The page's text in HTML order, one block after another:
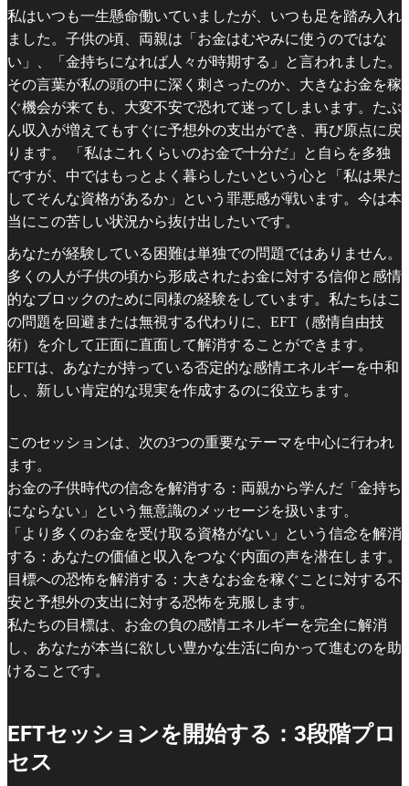
私はいつも一生懸命働いていましたが、いつも足を踏み入れ
ました。子供の頃、両親は「お金はむやみに使うのではな
い」、「金持ちになれば人々が時期する」と言われました。
その言葉が私の頭の中に深く刺さったのか、大きなお金を稼
ぐ機会が来ても、大変不安で恐れて迷ってしまいます。たぶ
ん収入が増えてもすぐに予想外の支出ができ、再び原点に戻
ります。 「私はこれくらいのお金で十分だ」と自らを多独
ですが、中ではもっとよく暮らしたいという心と「私は果た
してそんな資格があるか」という罪悪感が戦います。今は本
当にこの苦しい状況から抜け出したいです。
あなたが経験している困難は単独での問題ではありません。
多くの人が子供の頃から形成されたお金に対する信仰と感情
的なブロックのために同様の経験をしています。私たちはこ
の問題を回避または無視する代わりに、EFT（感情自由技
術）を介して正面に直面して解消することができます。
EFTは、あなたが持っている否定的な感情エネルギーを中和
し、新しい肯定的な現実を作成するのに役立ちます。
このセッションは、次の3つの重要なテーマを中心に行われ
ます。
お金の子供時代の信念を解消する：両親から学んだ「金持ち
にならない」という無意識のメッセージを扱います。
「より多くのお金を受け取る資格がない」という信念を解消
する：あなたの価値と収入をつなぐ内面の声を潜在します。
目標への恐怖を解消する：大きなお金を稼ぐことに対する不
安と予想外の支出に対する恐怖を克服します。
私たちの目標は、お金の負の感情エネルギーを完全に解消
し、あなたが本当に欲しい豊かな生活に向かって進むのを助
けることです。
EFTセッションを開始する：3段階プロ
セス